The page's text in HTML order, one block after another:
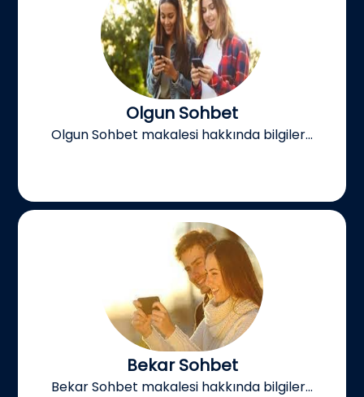
Olgun Sohbet
Olgun Sohbet makalesi hakkında bilgiler...
Bekar Sohbet
Bekar Sohbet makalesi hakkında bilgiler...